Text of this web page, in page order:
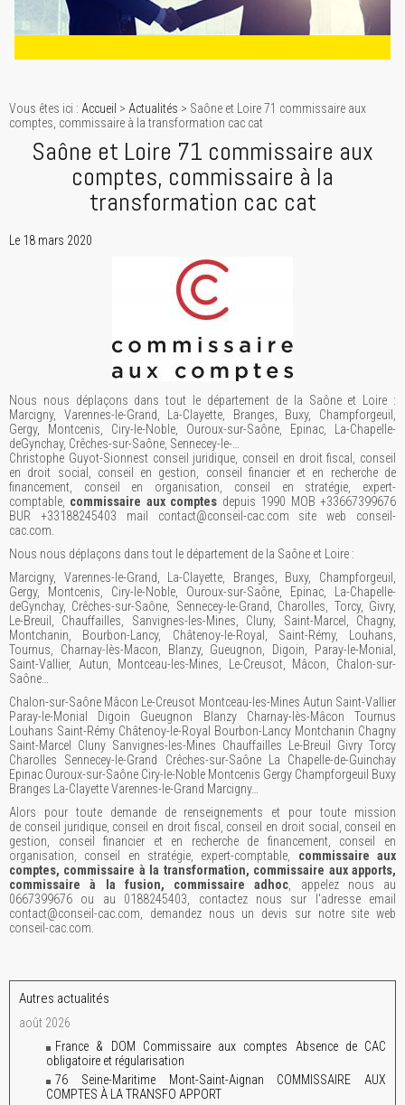
Vous êtes ici : Accueil > Actualités > Saône et Loire 71 commissaire aux
comptes, commissaire à la transformation cac cat
Saône et Loire 71 commissaire aux
comptes, commissaire à la
transformation cac cat
Le 18 mars 2020
Nous nous déplaçons dans tout le département de la Saône et Loire :
Marcigny, Varennes-le-Grand, La-Clayette, Branges, Buxy, Champforgeuil,
Gergy, Montcenis, Ciry-le-Noble, Ouroux-sur-Saône, Epinac, La-Chapelle-
deGynchay, Crêches-sur-Saône, Sennecey-le-…
Christophe Guyot-Sionnest conseil juridique, conseil en droit fiscal, conseil
en droit social, conseil en gestion, conseil financier et en recherche de
financement, conseil en organisation, conseil en stratégie, expert-
comptable, commissaire aux comptes depuis 1990 MOB +33667399676
BUR +33188245403 mail contact@conseil-cac.com site web conseil-
cac.com.
Nous nous déplaçons dans tout le département de la Saône et Loire :
Marcigny, Varennes-le-Grand, La-Clayette, Branges, Buxy, Champforgeuil,
Gergy, Montcenis, Ciry-le-Noble, Ouroux-sur-Saône, Epinac, La-Chapelle-
deGynchay, Crêches-sur-Saône, Sennecey-le-Grand, Charolles, Torcy, Givry,
Le-Breuil, Chauffailles, Sanvignes-les-Mines, Cluny, Saint-Marcel, Chagny,
Montchanin, Bourbon-Lancy, Châtenoy-le-Royal, Saint-Rémy, Louhans,
Tournus, Charnay-lès-Macon, Blanzy, Gueugnon, Digoin, Paray-le-Monial,
Saint-Vallier, Autun, Montceau-les-Mines, Le-Creusot, Mâcon, Chalon-sur-
Saône…
Chalon-sur-Saône Mâcon Le-Creusot Montceau-les-Mines Autun Saint-Vallier
Paray-le-Monial Digoin Gueugnon Blanzy Charnay-lès-Mâcon Tournus
Louhans Saint-Rémy Châtenoy-le-Royal Bourbon-Lancy Montchanin Chagny
Saint-Marcel Cluny Sanvignes-les-Mines Chauffailles Le-Breuil Givry Torcy
Charolles Sennecey-le-Grand Crêches-sur-Saône La Chapelle-de-Guinchay
Epinac Ouroux-sur-Saône Ciry-le-Noble Montcenis Gergy Champforgeuil Buxy
Branges La-Clayette Varennes-le-Grand Marcigny…
Alors pour toute demande de renseignements et pour toute mission
de conseil juridique, conseil en droit fiscal, conseil en droit social, conseil en
gestion, conseil financier et en recherche de financement, conseil en
organisation, conseil en stratégie, expert-comptable, commissaire aux
comptes, commissaire à la transformation, commissaire aux apports,
commissaire à la fusion, commissaire adhoc , appelez nous au
0667399676 ou au 0188245403, contactez nous sur l'adresse email
contact@conseil-cac.com, demandez nous un devis sur notre site web
conseil-cac.com.
Autres actualités
août 2026
France & DOM Commissaire aux comptes Absence de CAC
obligatoire et régularisation
76 Seine-Maritime Mont-Saint-Aignan COMMISSAIRE AUX
COMPTES À LA TRANSFO APPORT